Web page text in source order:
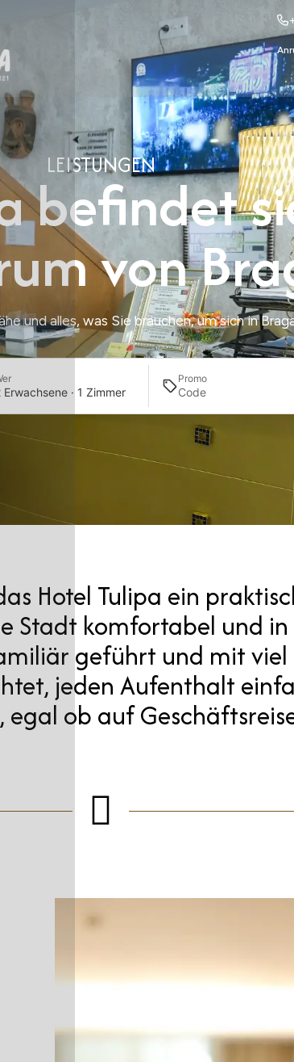
LEISTUNGEN
befindet
von
und alles, was Sie brauchen, um sich in
Erwachsene · 1 Zimmer
Promo
Hotel Tulipa ein
Stadt komfortabel und
geführt und mit viel
jeden Aufenthalt
ob auf